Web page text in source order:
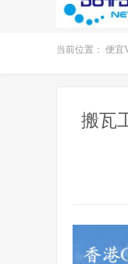
当前位置： 便宜
搬瓦